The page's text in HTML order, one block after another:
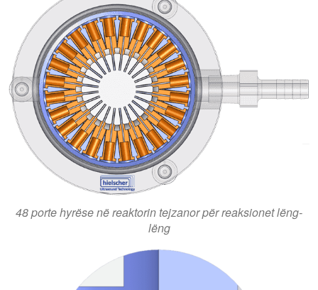
48 porte hyrëse në reaktorin tejzanor për reaksionet lëng-
lëng